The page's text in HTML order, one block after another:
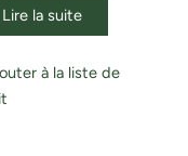
Lire la suite
à la liste de